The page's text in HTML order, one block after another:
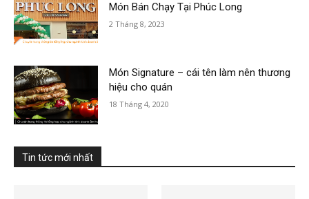
Món Bán Chạy Tại Phúc Long
2 Tháng 8, 2023
Món Signature – cái tên làm nên thương
hiệu cho quán
18 Tháng 4, 2020
Tin tức mới nhất